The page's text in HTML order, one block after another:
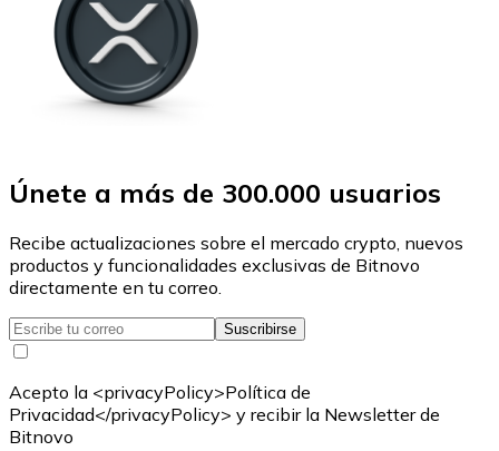
Únete a más de 300.000 usuarios
Recibe actualizaciones sobre el mercado crypto, nuevos
productos y funcionalidades exclusivas de Bitnovo
directamente en tu correo.
Suscribirse
Acepto la <privacyPolicy>Política de
Privacidad</privacyPolicy> y recibir la Newsletter de
Bitnovo